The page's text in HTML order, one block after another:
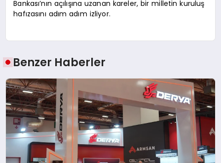
Bankası’nın açılışına uzanan kareler, bir milletin kuruluş
hafızasını adım adım izliyor.
Benzer Haberler